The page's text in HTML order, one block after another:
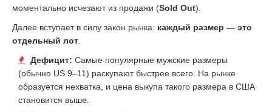
моментально исчезают из продажи (Sold Out).
Далее вступает в силу закон рынка: каждый размер — это
отдельный лот
Дефицит: Самые популярные мужские размеры
(обычно US 9–11) раскупают быстрее всего. На рынке
образуется нехватка, и цена выкупа такого размера в США
становится выше.